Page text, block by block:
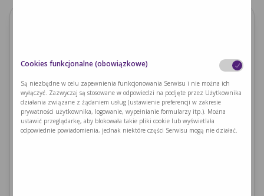
drożdże 15 g
woda - 75 ml
olej - 25 g szczypta soli
mąką niskobiałkowa - 250 g
cukier - 10 g
Cookies funkcjonalne (obowiązkowe)
Są niezbędne w celu zapewnienia funkcjonowania Serwisu i nie można ich
wyłączyć. Zazwyczaj są stosowane w odpowiedzi na podjęte przez Użytkownika
działania związane z żądaniem usług (ustawienie preferencji w zakresie
prywatności użytkownika, logowanie, wypełnianie formularzy itp.). Można
ustawić przeglądarkę, aby blokowała takie pliki cookie lub wyświetlała
odpowiednie powiadomienia, jednak niektóre części Serwisu mogą nie działać.